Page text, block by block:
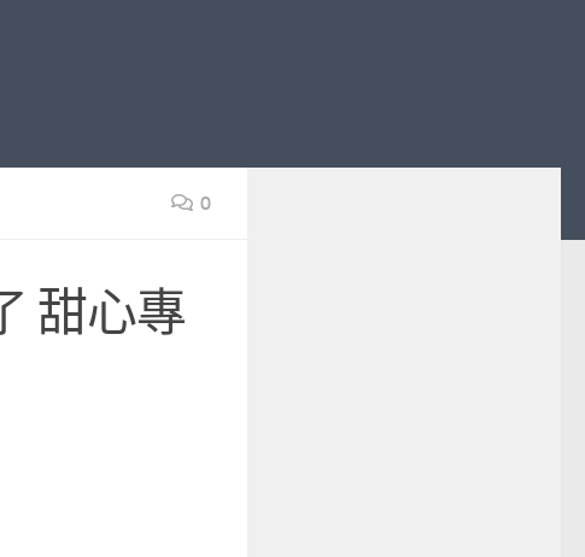
0
甜心專